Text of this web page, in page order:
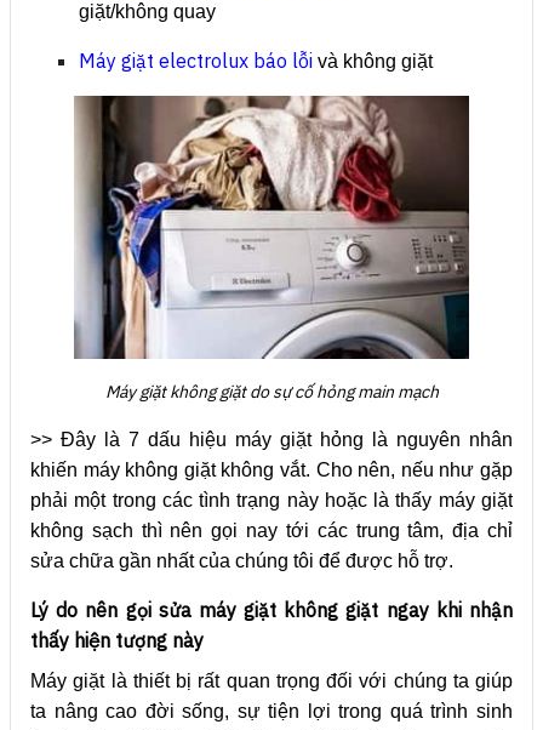
giặt/không quay
Máy giặt electrolux báo lỗi và không giặt
Máy giặt không giặt do sự cố hỏng main mạch
>> Đây là 7 dấu hiệu máy giặt hỏng là nguyên nhân
khiến máy không giặt không vắt. Cho nên, nếu như gặp
phải một trong các tình trạng này hoặc là thấy máy giặt
không sạch thì nên gọi nay tới các trung tâm, địa chỉ
sửa chữa gần nhất của chúng tôi để được hỗ trợ.
Lý do nên gọi sửa máy giặt không giặt ngay khi nhận
thấy hiện tượng này
Máy giặt là thiết bị rất quan trọng đối với chúng ta giúp
ta nâng cao đời sống, sự tiện lợi trong quá trình sinh